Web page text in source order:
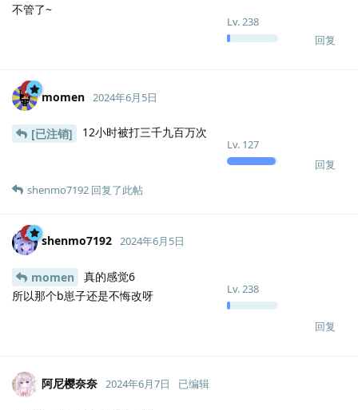
Lv.238
不管了~
回复
momen
Lv. 127
2024年6月5日
[已注销] 12小时被打三千九百万次
回复
shenmo7192 回复了此帖
shenmo7192
Lv. 238
2024年6月5日
momen
真的感觉6
所以那个b崽子还是不悔改呀
回复
阿尼樱奈奈 2024年6月7日 已编辑